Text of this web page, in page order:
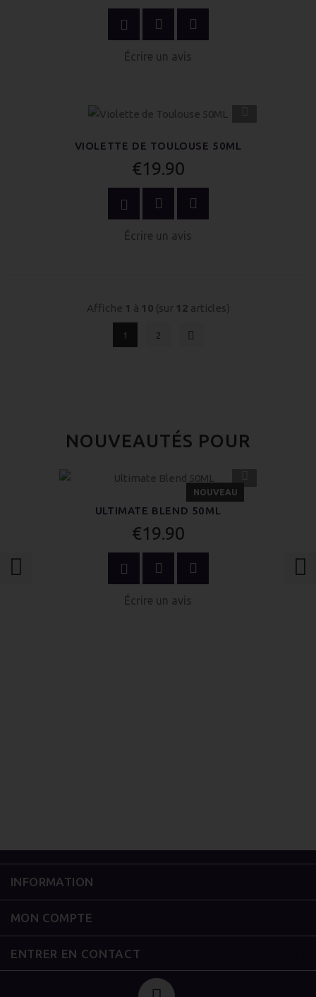
Écrire un avis
VIOLETTE DE TOULOUSE 50ML
€19.90
Écrire un avis
Affiche 1 à 10 (sur 12 articles)
1 2
NOUVEAUTÉS POUR
RAPIDE
NOUVEAU
ULTIMATE BLEND 50ML
€19.90
Écrire un avis
INFORMATION
MON COMPTE
ENTRER EN CONTACT